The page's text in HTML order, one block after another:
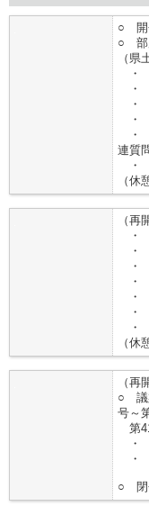
○ 開
○ 部
（県
・
・
・
・
・
連質
・
（休
（再
・
・
・
・
・
・
・
（休
（再
○ 議
号～
第
・
・
○ 閉